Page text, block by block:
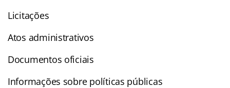
Licitações
Atos administrativos
Documentos oficiais
Informações sobre políticas públicas